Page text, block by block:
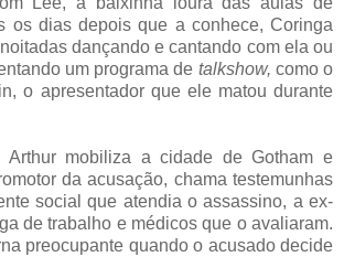
os dias depois que a conhece, Coringa
dançando e cantando com ela ou
um programa de talkshow, como o
o apresentador que ele matou durante
Arthur mobiliza a cidade de Gotham e
da acusação, chama testemunhas
social que atendia o assassino, a ex-
de trabalho e médicos que o avaliaram.
preocupante quando o acusado decide